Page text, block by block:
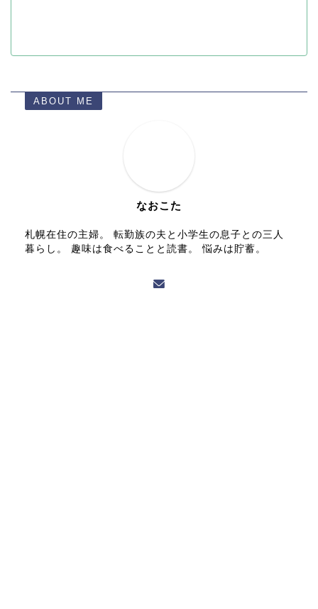
ABOUT ME
なおこた
札幌在住の主婦。 転勤族の夫と小学生の息子との三人
暮らし。 趣味は食べることと読書。 悩みは貯蓄。